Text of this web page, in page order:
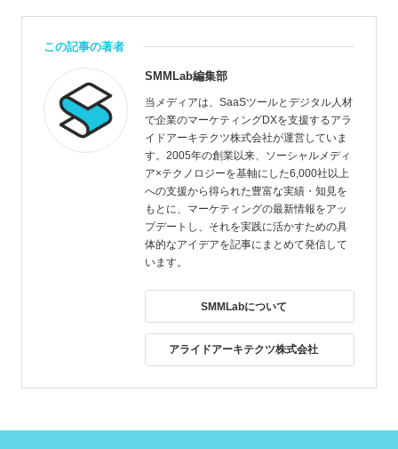
この記事の著者
SMMLab編集部
当メディアは、SaaSツールとデジタル人材
で企業のマーケティングDXを支援するアラ
イドアーキテクツ株式会社が運営していま
す。2005年の創業以来、ソーシャルメディ
ア×テクノロジーを基軸にした6,000社以上
への支援から得られた豊富な実績・知見を
もとに、マーケティングの最新情報をアッ
プデートし、それを実践に活かすための具
体的なアイデアを記事にまとめて発信して
います。
SMMLabについて
アライドアーキテクツ株式会社